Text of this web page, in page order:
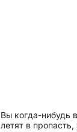
Вы когда-нибудь
летят в